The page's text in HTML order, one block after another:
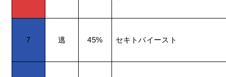
7 逃 45% セキトバイースト